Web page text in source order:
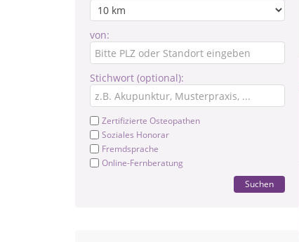
von:
Stichwort (optional):
Zertifizierte Osteopathen
Soziales Honorar
Fremdsprache
Online-Fernberatung
Suchen